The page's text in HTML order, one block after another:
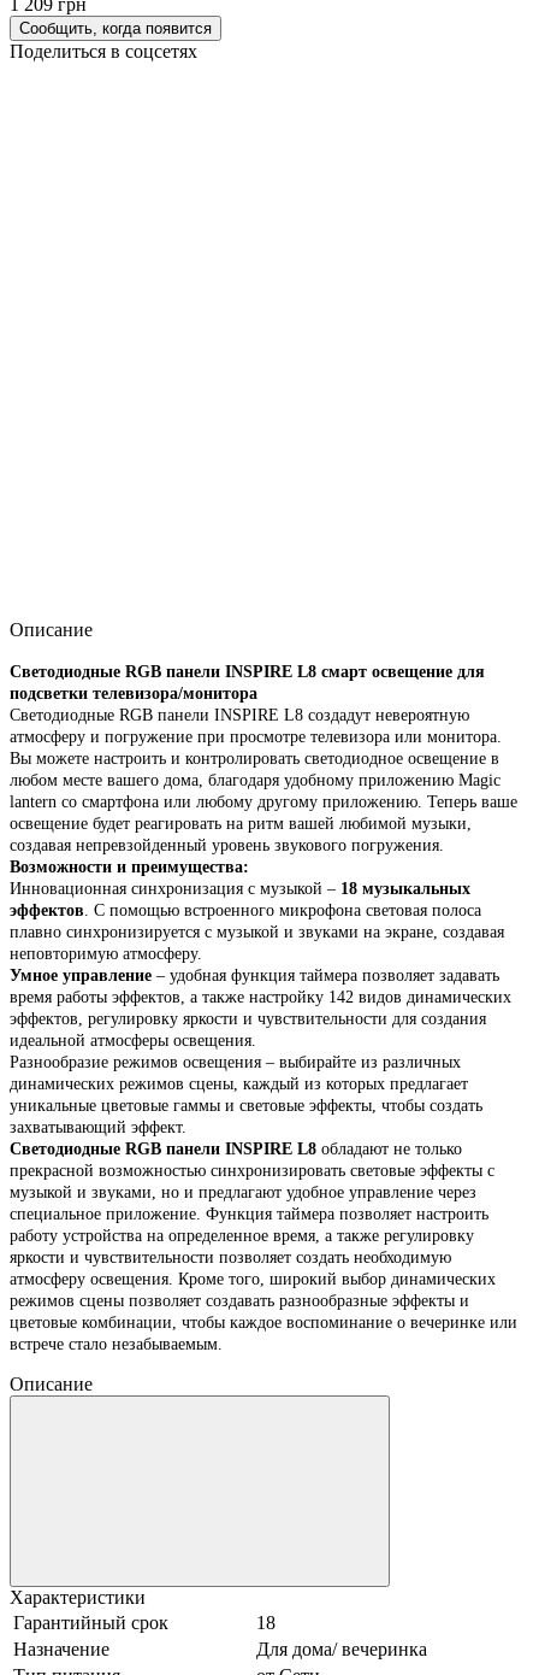
Сообщить, когда появится
Поделиться в соцсетях
Описание
Светодиодные RGB панели INSPIRE L8 смарт освещение для
подсветки телевизора/монитора
Светодиодные RGB панели INSPIRE L8 создадут невероятную
атмосферу и погружение при просмотре телевизора или монитора.
Вы можете настроить и контролировать светодиодное освещение в
любом месте вашего дома, благодаря удобному приложению Magic
lantern со смартфона или любому другому приложению. Теперь ваше
освещение будет реагировать на ритм вашей любимой музыки,
создавая непревзойденный уровень звукового погружения.
Возможности и преимущества:
Инновационная синхронизация с музыкой – 18 музыкальных
эффектов . С помощью встроенного микрофона световая полоса
плавно синхронизируется с музыкой и звуками на экране, создавая
неповторимую атмосферу.
Умное управление – удобная функция таймера позволяет задавать
время работы эффектов, а также настройку 142 видов динамических
эффектов, регулировку яркости и чувствительности для создания
идеальной атмосферы освещения.
Разнообразие режимов освещения – выбирайте из различных
динамических режимов сцены, каждый из которых предлагает
уникальные цветовые гаммы и световые эффекты, чтобы создать
захватывающий эффект.
Светодиодные RGB панели INSPIRE L8 обладают не только
прекрасной возможностью синхронизировать световые эффекты с
музыкой и звуками, но и предлагают удобное управление через
специальное приложение. Функция таймера позволяет настроить
работу устройства на определенное время, а также регулировку
яркости и чувствительности позволяет создать необходимую
атмосферу освещения. Кроме того, широкий выбор динамических
режимов сцены позволяет создавать разнообразные эффекты и
цветовые комбинации, чтобы каждое воспоминание о вечеринке или
встрече стало незабываемым.
Описание
Характеристики
Гарантийный срок
18
Назначение
Для дома/ вечеринка